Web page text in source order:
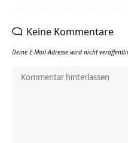
Keine Kommentare
Deine E-Mail-Adresse wird nicht